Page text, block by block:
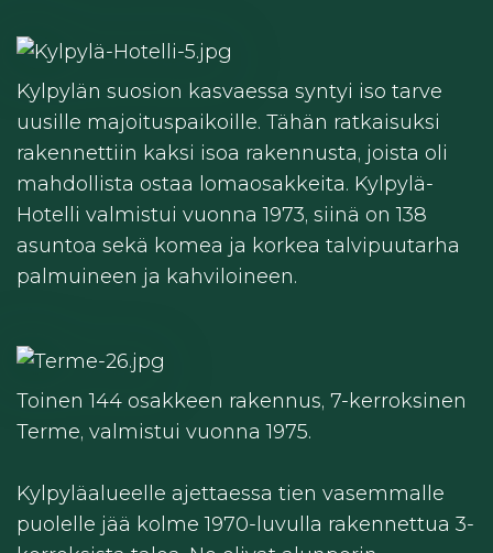
Kylpylän suosion kasvaessa syntyi iso tarve
uusille majoituspaikoille. Tähän ratkaisuksi
rakennettiin kaksi isoa rakennusta, joista oli
mahdollista ostaa lomaosakkeita. Kylpylä-
Hotelli valmistui vuonna 1973, siinä on 138
asuntoa sekä komea ja korkea talvipuutarha
palmuineen ja kahviloineen.
Toinen 144 osakkeen rakennus, 7-kerroksinen
Terme, valmistui vuonna 1975.
Kylpyläalueelle ajettaessa tien vasemmalle
puolelle jää kolme 1970-luvulla rakennettua 3-